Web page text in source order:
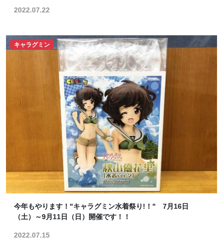
2022.07.22
キャラグミン
今年もやります！"キャラグミン水着祭り!！" 7月16日
（土）～9月11日（日）開催です！！
2022.07.15